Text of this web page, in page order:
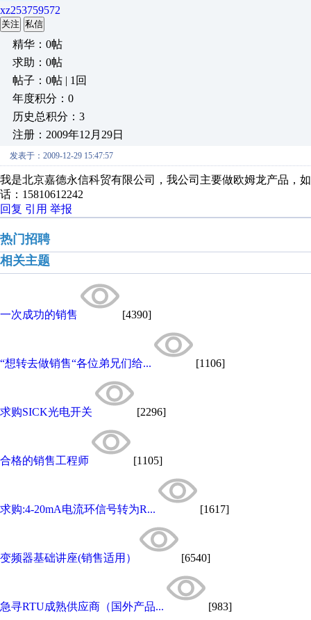
xz253759572
关注 私信
精华：0帖
求助：0帖
帖子：0帖 | 1回
年度积分：0
历史总积分：3
注册：2009年12月29日
发表于：2009-12-29 15:47:57
我是北京嘉德永信科贸有限公司，我公司主要做欧姆龙产品，
话：15810612242
回复 引用 举报
热门招聘
相关主题
一次成功的销售 [4390]
“想转去做销售“各位弟兄们给... [1106]
求购SICK光电开关 [2296]
合格的销售工程师 [1105]
求购:4-20mA电流环信号转为R... [1617]
变频器基础讲座(销售适用） [6540]
急寻RTU成熟供应商（国外产品... [983]